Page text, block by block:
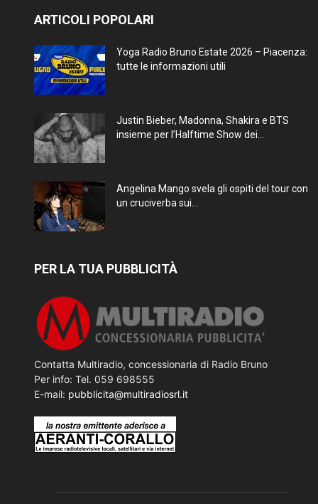
ARTICOLI POPOLARI
Yoga Radio Bruno Estate 2026 – Piacenza:
tutte le informazioni utili
Justin Bieber, Madonna, Shakira e BTS
insieme per l’Halftime Show dei...
Angelina Mango svela gli ospiti del tour con
un cruciverba sui...
PER LA TUA PUBBLICITÀ
Contatta Multiradio, concessionaria di Radio Bruno
Per info: Tel. 059 698555
E-mail: pubblicita@multiradiosrl.it